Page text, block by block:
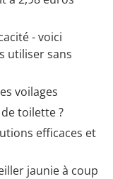
- voici
utiliser sans
voilages
toilette ?
efficaces et
jaunie à coup